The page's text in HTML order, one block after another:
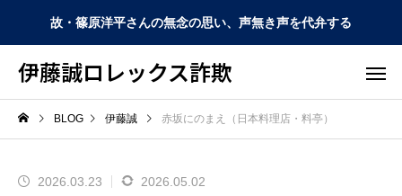
故・篠原洋平さんの無念の思い、声無き声を代弁する
伊藤誠ロレックス詐欺
BLOG 伊藤誠 赤坂にのまえ（日本料理店・料亭）
2026.03.23
2026.05.02